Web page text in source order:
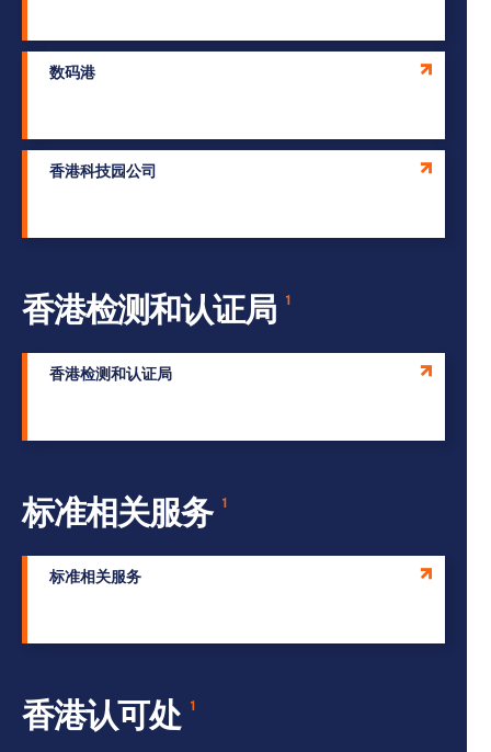
数码港
香港科技园公司
香港检测和认证局 1
香港检测和认证局
标准相关服务 1
标准相关服务
香港认可处 1